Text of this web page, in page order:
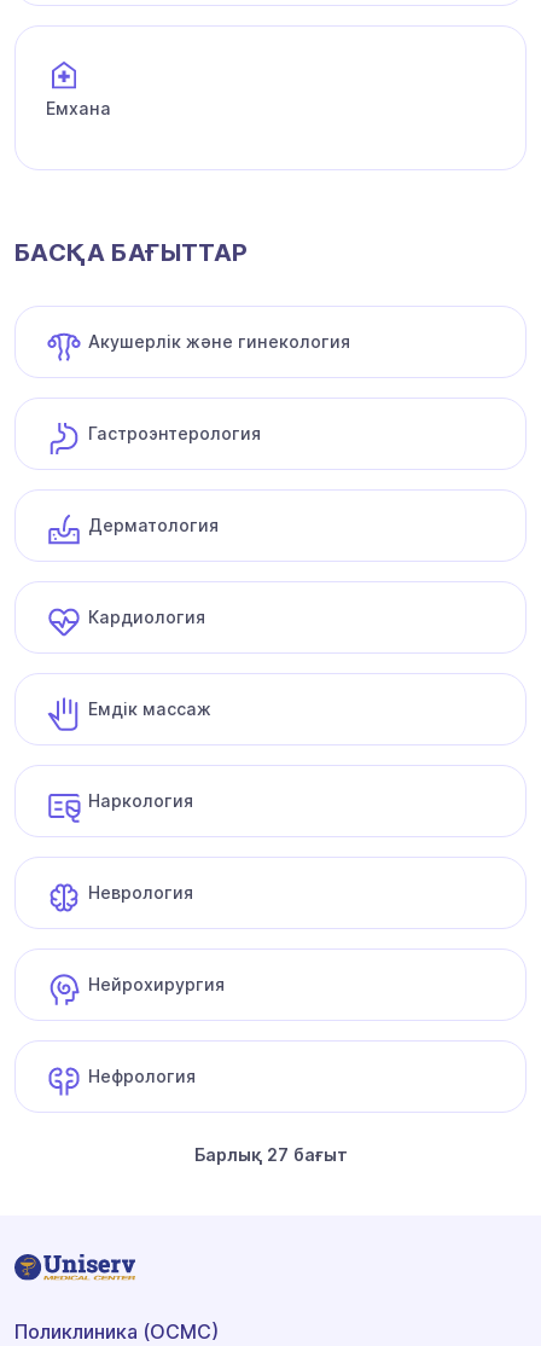
Емхана
БАСҚА БАҒЫТТАР
Акушерлік және гинекология
Гастроэнтерология
Дерматология
Кардиология
Емдік массаж
Наркология
Неврология
Нейрохирургия
Нефрология
Барлық 27 бағыт
Поликлиника (ОСМС)